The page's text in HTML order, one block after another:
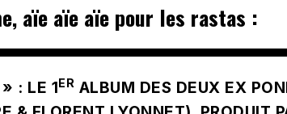
aïe aïe aïe pour les rastas :
: LE 1ER ALBUM DES DEUX EX